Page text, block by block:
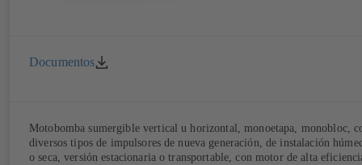
Documentos
Motobomba sumergible vertical u horizontal, monoetapa, monobloc,
diversos tipos de impulsores de nueva generación, de instalación
o seca, versión estacionaria o transportable, con motor de alta